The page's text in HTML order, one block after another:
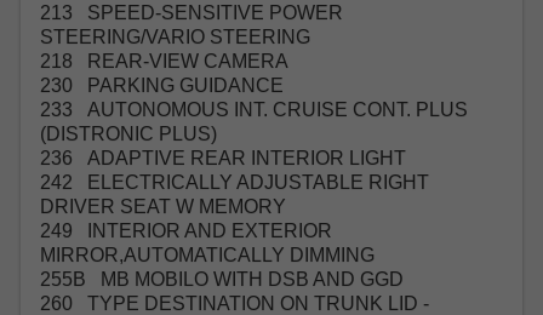
213 SPEED-SENSITIVE POWER
STEERING/VARIO STEERING
218 REAR-VIEW CAMERA
230 PARKING GUIDANCE
233 AUTONOMOUS INT. CRUISE CONT. PLUS
(DISTRONIC PLUS)
236 ADAPTIVE REAR INTERIOR LIGHT
242 ELECTRICALLY ADJUSTABLE RIGHT
DRIVER SEAT W MEMORY
249 INTERIOR AND EXTERIOR
MIRROR,AUTOMATICALLY DIMMING
255B MB MOBILO WITH DSB AND GGD
260 TYPE DESTINATION ON TRUNK LID -